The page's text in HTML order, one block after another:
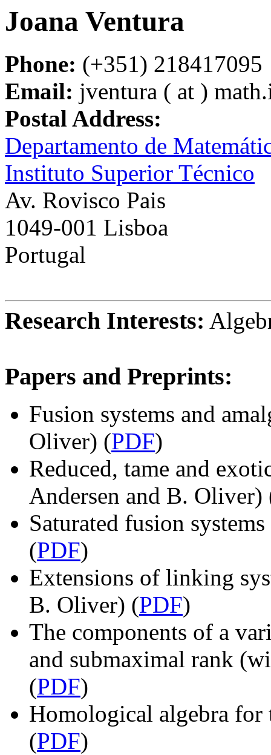
Joana Ventura
Phone: (+351) 218417095
Email: jventura ( at )
Postal Address:
Departamento de
Instituto Superior Técnico
Av. Rovisco Pais
1049-001 Lisboa
Portugal
Research Interests:
Papers and Preprints:
Fusion systems and
Oliver) (PDF)
Reduced, tame and
Andersen and B. Oliver)
Saturated fusion
(PDF)
Extensions of linking
B. Oliver) (PDF)
The components of a
and submaximal rank
(PDF)
Homological algebra for
(PDF)